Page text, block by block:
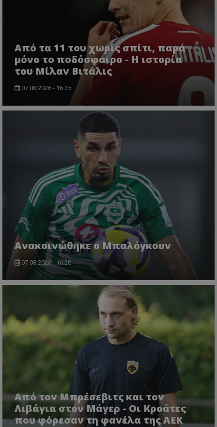
Από τα 11 του χωρίς σπίτι, παρά
μόνο το ποδόσφαιρο - Η ιστορία
του Μίλαν Βιτάλις
07.08.2026 - 16:35
Ανακοινώθηκε ο Μπαλόγκουν
07.08.2026 - 16:20
Από τον Μπρέσεβιτς και τον
Λιβάγια στον Μάγερ - Οι Κροάτες
που φόρεσαν τη φανέλα της ΑΕΚ